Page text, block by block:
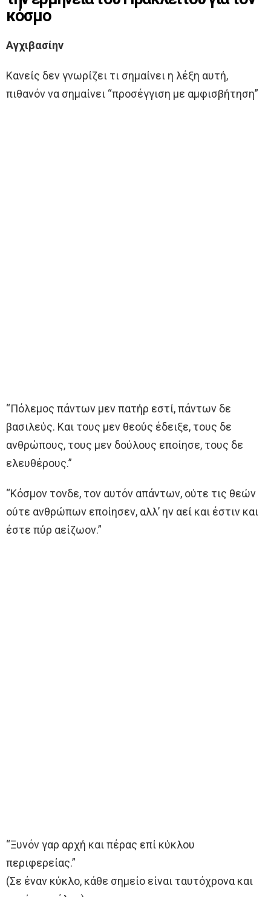
κόσμο
Αγχιβασίην
Κανείς δεν γνωρίζει τι σημαίνει η λέξη αυτή,
πιθανόν να σημαίνει “προσέγγιση με αμφισβήτηση”
“Πόλεμος πάντων μεν πατήρ εστί, πάντων δε
βασιλεύς. Και τους μεν θεούς έδειξε, τους δε
ανθρώπους, τους μεν δούλους εποίησε, τους δε
ελευθέρους.”
“Κόσμον τονδε, τον αυτόν απάντων, ούτε τις θεών
ούτε ανθρώπων εποίησεν, αλλ’ ην αεί και έστιν και
έστε πύρ αείζωον.”
“Ξυνόν γαρ αρχή και πέρας επί κύκλου
περιφερείας.”
(Σε έναν κύκλο, κάθε σημείο είναι ταυτόχρονα και